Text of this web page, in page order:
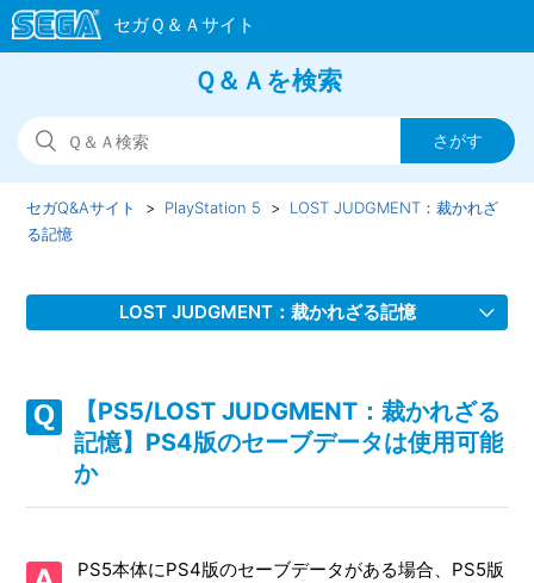
Ｑ＆Ａを検索
セガQ&Aサイト PlayStation 5
LOST JUDGMENT：裁かれざ
る記憶
LOST JUDGMENT：裁かれざる記憶
（マニュアル）はどこかで見れるか
【PS5/LOST JUDGMENT：裁かれざる記憶】プレイ動画や
ゲーム画面写真を、動画サイト／SNS等で公開したい
やサイドケースで、目的の場所に行ってもイベントが発生し
【PS5/LOST JUDGMENT：裁かれざる
記憶】PS4版のセーブデータは使用可能
か
PS5本体にPS4版のセーブデータがある場合、PS5版